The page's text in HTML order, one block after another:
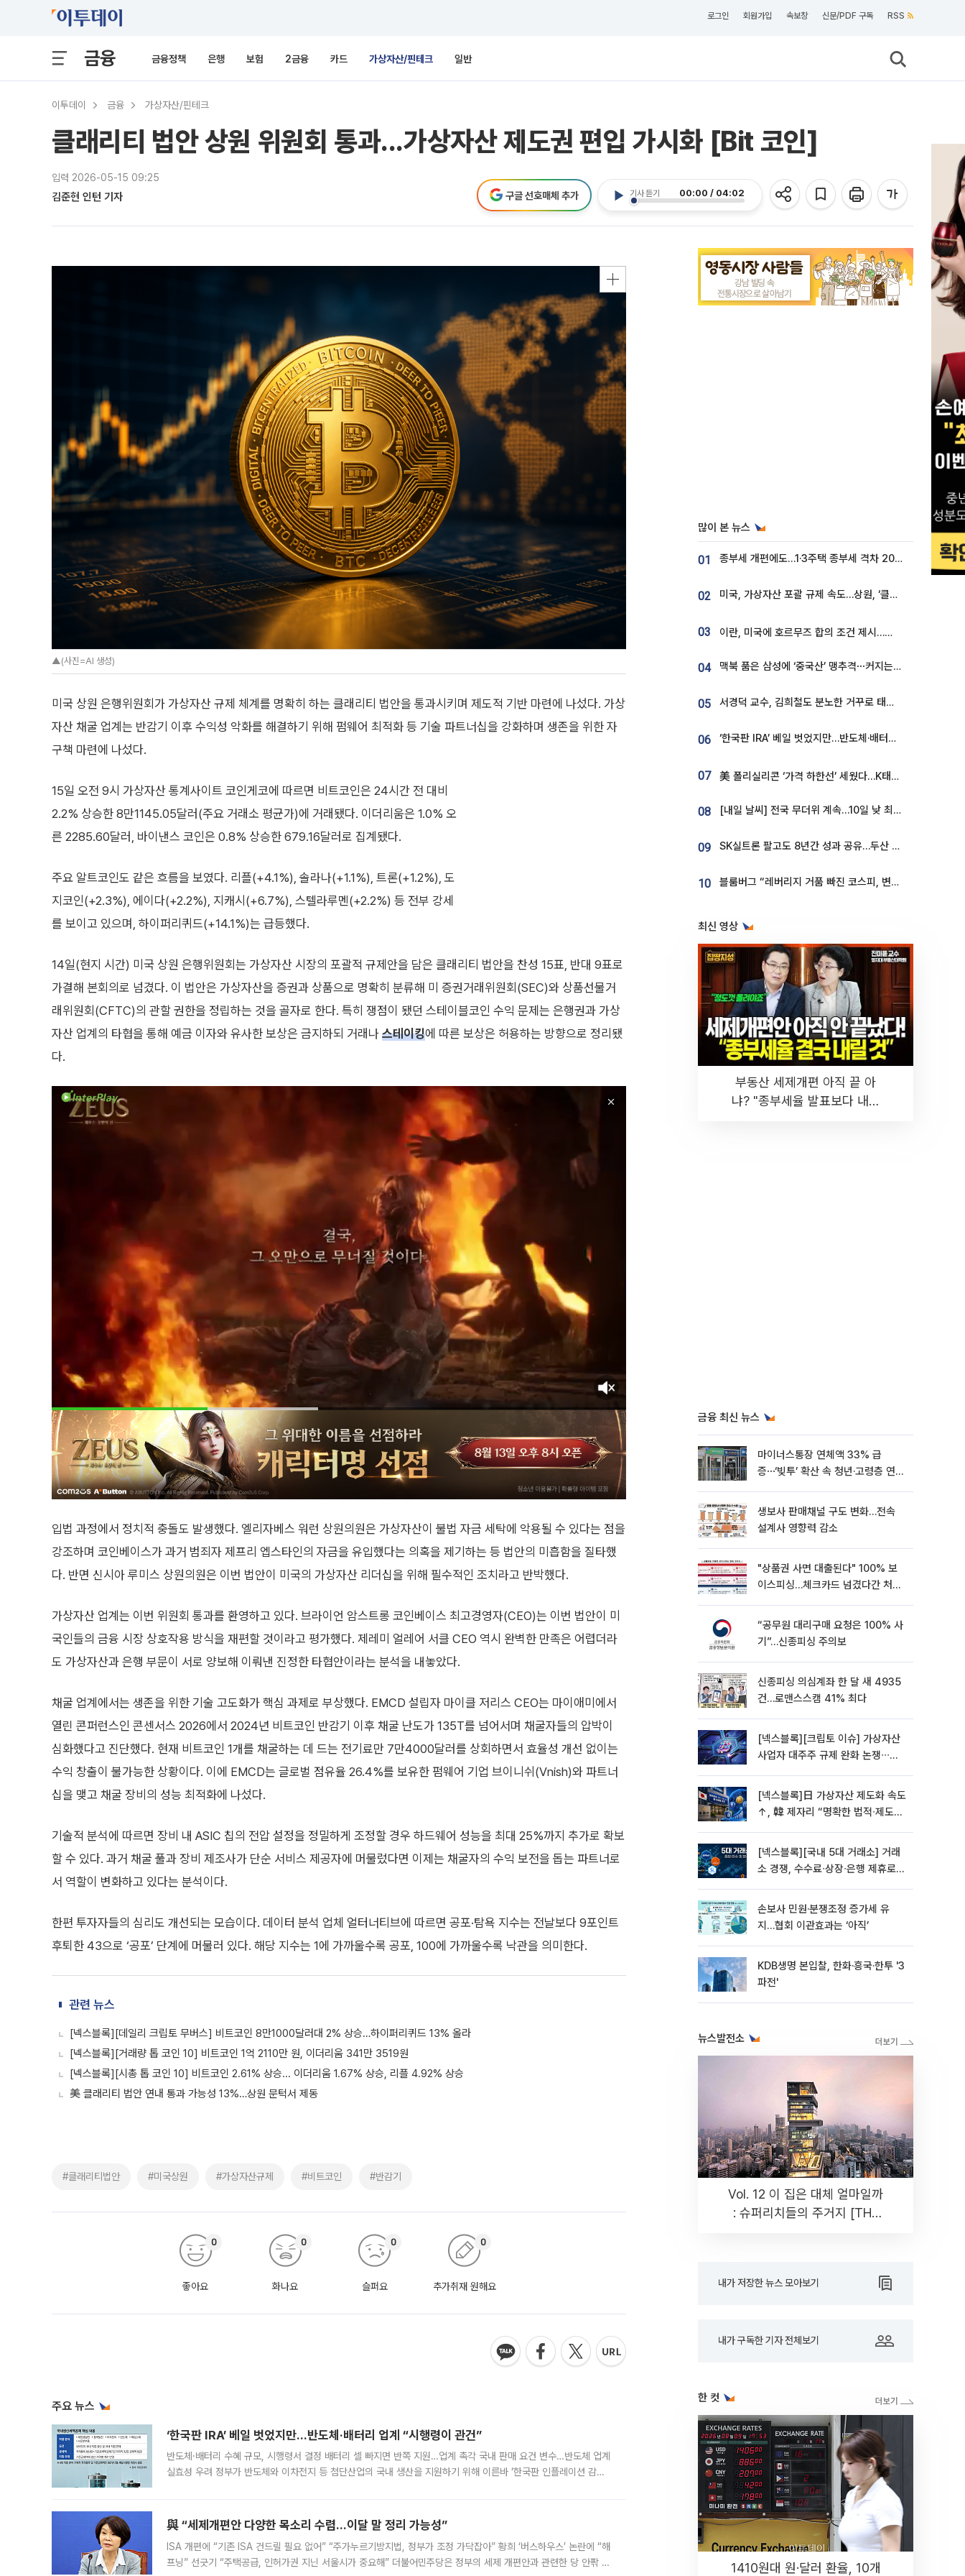
로그인 회원가입 속보창 신문/PDF 구독 RSS
금융 금융정책 은행 보험 2금융 카드 가상자산/핀테크 일반
이투데이 금융 가상자산/핀테크
클래리티 법안 상원 위원회 통과...가상자산 제도권 편입 가시화 [Bit 코인]
입력 2026-05-15 09:25
김준현 인턴 기자 기사 듣기 00:00 / 04:02
구글 선호매체 추가
▲(사진=AI 생성)
미국 상원 은행위원회가 가상자산 규제 체계를 명확히 하는 클래리티 법안을 통과시키며 제도적 기반 마련에 나섰다. 가상
자산 채굴 업계는 반감기 이후 수익성 악화를 해결하기 위해 펌웨어 최적화 등 기술 파트너십을 강화하며 생존을 위한 자
구책 마련에 나섰다.
15일 오전 9시 가상자산 통계사이트 코인게코에 따르면 비트코인은 24시간 전 대비
2.2% 상승한 8만1145.05달러(주요 거래소 평균가)에 거래됐다. 이더리움은 1.0% 오
른 2285.60달러, 바이낸스 코인은 0.8% 상승한 679.16달러로 집계됐다.
주요 알트코인도 같은 흐름을 보였다. 리플(+4.1%), 솔라나(+1.1%), 트론(+1.2%), 도
지코인(+2.3%), 에이다(+2.2%), 지캐시(+6.7%), 스텔라루멘(+2.2%) 등 전부 강세
를 보이고 있으며, 하이퍼리퀴드(+14.1%)는 급등했다.
14일(현지 시간) 미국 상원 은행위원회는 가상자산 시장의 포괄적 규제안을 담은 클래리티 법안을 찬성 15표, 반대 9표로
가결해 본회의로 넘겼다. 이 법안은 가상자산을 증권과 상품으로 명확히 분류해 미 증권거래위원회(SEC)와 상품선물거
래위원회(CFTC)의 관할 권한을 정립하는 것을 골자로 한다. 특히 쟁점이 됐던 스테이블코인 수익 문제는 은행권과 가상
자산 업계의 타협을 통해 예금 이자와 유사한 보상은 금지하되 거래나 스테이킹에 따른 보상은 허용하는 방향으로 정리됐
다.
입법 과정에서 정치적 충돌도 발생했다. 엘리자베스 워런 상원의원은 가상자산이 불법 자금 세탁에 악용될 수 있다는 점을
강조하며 코인베이스가 과거 범죄자 제프리 엡스타인의 자금을 유입했다는 의혹을 제기하는 등 법안의 미흡함을 질타했
다. 반면 신시아 루미스 상원의원은 이번 법안이 미국의 가상자산 리더십을 위해 필수적인 조치라고 반박했다.
가상자산 업계는 이번 위원회 통과를 환영하고 있다. 브라이언 암스트롱 코인베이스 최고경영자(CEO)는 이번 법안이 미
국인들의 금융 시장 상호작용 방식을 재편할 것이라고 평가했다. 제레미 얼레어 서클 CEO 역시 완벽한 만족은 어렵더라
도 가상자산과 은행 부문이 서로 양보해 이뤄낸 진정한 타협안이라는 분석을 내놓았다.
채굴 업계에서는 생존을 위한 기술 고도화가 핵심 과제로 부상했다. EMCD 설립자 마이클 저리스 CEO는 마이애미에서
열린 콘퍼런스인 콘센서스 2026에서 2024년 비트코인 반감기 이후 채굴 난도가 135T를 넘어서며 채굴자들의 압박이
심화했다고 진단했다. 현재 비트코인 1개를 채굴하는 데 드는 전기료만 7만4000달러를 상회하면서 효율성 개선 없이는
수익 창출이 불가능한 상황이다. 이에 EMCD는 글로벌 점유율 26.4%를 보유한 펌웨어 기업 브이니쉬(Vnish)와 파트너
십을 맺고 채굴 장비의 성능 최적화에 나섰다.
기술적 분석에 따르면 장비 내 ASIC 칩의 전압 설정을 정밀하게 조정할 경우 하드웨어 성능을 최대 25%까지 추가로 확보
할 수 있다. 과거 채굴 풀과 장비 제조사가 단순 서비스 제공자에 머물렀다면 이제는 채굴자의 수익 보전을 돕는 파트너로
서 역할이 변화하고 있다는 분석이다.
한편 투자자들의 심리도 개선되는 모습이다. 데이터 분석 업체 얼터너티브에 따르면 공포·탐욕 지수는 전날보다 9포인트
후퇴한 43으로 ‘공포’ 단계에 머물러 있다. 해당 지수는 1에 가까울수록 공포, 100에 가까울수록 낙관을 의미한다.
관련 뉴스
[넥스블록][데일리 크립토 무버스] 비트코인 8만1000달러대 2% 상승…하이퍼리퀴드 13% 올라
[넥스블록][거래량 톱 코인 10] 비트코인 1억 2110만 원, 이더리움 341만 3519원
[넥스블록][시총 톱 코인 10] 비트코인 2.61% 상승... 이더리움 1.67% 상승, 리플 4.92% 상승
美 클래리티 법안 연내 통과 가능성 13%…상원 문턱서 제동
#클래리티법안 #미국상원 #가상자산규제 #비트코인 #반감기
좋아요
0
화나요
0
슬퍼요
0
추가취재 원해요
0
주요 뉴스
‘한국판 IRA’ 베일 벗었지만…반도체·배터리 업계 “시행령이 관건”
반도체·배터리 수혜 규모, 시행령서 결정 배터리 셀 빠지면 반쪽 지원…업계 촉각 국내 판매 요건 변수…반도체 업계
실효성 우려 정부가 반도체와 이차전지 등 첨단산업의 국내 생산을 지원하기 위해 이른바 ‘한국판 인플레이션 감축
與 “세제개편안 다양한 목소리 수렴…이달 말 정리 가능성”
ISA 개편에 “기존 ISA 건드릴 필요 없어” “주가누르기방지법, 정부가 조정 가닥잡아” 황희 ‘버스하우스’ 논란에 “해
프닝” 선긋기 “주택공급, 인허가권 지닌 서울시가 중요해” 더불어민주당은 정부의 세제 개편안과 관련한 당 안팎 의
많이 본 뉴스
01 종부세 개편에도…1·3주택 종부세 격차 2028년부터 확대
02 미국, 가상자산 포괄 규제 속도…상원, ‘클래리티법’ 9월 절차투표 추진
03 이란, 미국에 호르무즈 합의 조건 제시…美 “경기 아직 안 끝나” [종합]
04 맥북 품은 삼성에 ‘중국산’ 맹추격⋯커지는 노트북 OLED 시장
05 서경덕 교수, 김희철도 분노한 거꾸로 태극기⋯"엉터리는 아냐, 아쉬울 뿐"
06 ‘한국판 IRA’ 베일 벗었지만…반도체·배터리 업계 “시행령이 관건”
07 美 폴리실리콘 ‘가격 하한선’ 세웠다…K태양광 수혜 기대
08 [내일 날씨] 전국 무더위 계속…10일 낮 최고 34도 육박
09 SK실트론 팔고도 8년간 성과 공유…두산 인수대금 2.3조가 끝 아냐
10 블룸버그 “레버리지 거품 빠진 코스피, 변동성 최악 국면 지났을 가능성”
최신 영상
부동산 세제개편 아직 끝 아
냐? "종부세율 발표보다 내릴
금융 최신 뉴스
마이너스통장 연체액 33% 급
증⋯‘빚투’ 확산 속 청년·고령층 연체
생보사 판매채널 구도 변화…전속
설계사 영향력 감소
"상품권 사면 대출된다" 100% 보
이스피싱…체크카드 넘겼다간 처벌
“공무원 대리구매 요청은 100% 사
기”…신종피싱 주의보
신종피싱 의심계좌 한 달 새 4935
건…로맨스스캠 41% 최다
[넥스블록][크립토 이슈] 가상자산
사업자 대주주 규제 완화 논쟁∙∙∙거
[넥스블록]日 가상자산 제도화 속도
↑, 韓 제자리 “명확한 법적∙제도적
[넥스블록][국내 5대 거래소] 거래
소 경쟁, 수수료∙상장∙은행 제휴로
손보사 민원·분쟁조정 증가세 유
지…협회 이관효과는 ‘아직’
KDB생명 본입찰, 한화·흥국·한투 '3
파전'
뉴스발전소
Vol. 12 이 집은 대체 얼마일까
: 슈퍼리치들의 주거지 [THE
내가 저장한 뉴스 모아보기
내가 구독한 기자 전체보기
한 컷
1410원대 원·달러 환율, 10개